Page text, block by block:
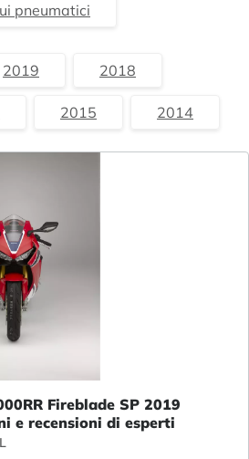
pneumatici
2019 2018
2015 2014
Fireblade SP 2019
e recensioni di esperti